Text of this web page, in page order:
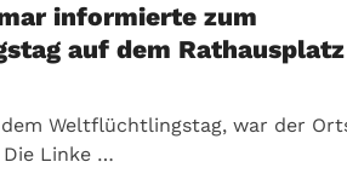
informierte zum
auf dem Rathausplatz
Weltflüchtlingstag, war der
Linke …